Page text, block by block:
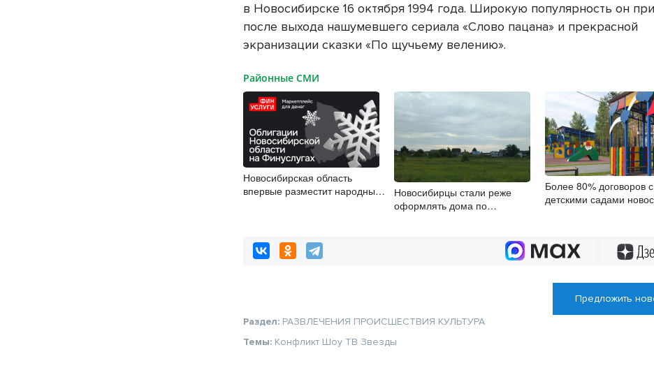
в Новосибирске 16 октября 1994 года. Широкую популярность он
после выхода нашумевшего сериала «Слово пацана» и прекрасной
экранизации сказки «По щучьему велению».
Районные СМИ
Новосибирская область
впервые разместит народные
Новосибирцы стали реже
оформлять дома по
Более 80% договоров с
детскими садами
Предложить
Раздел: РАЗВЛЕЧЕНИЯ ПРОИСШЕСТВИЯ КУЛЬТУРА
Темы: Конфликт Шоу ТВ Звезды